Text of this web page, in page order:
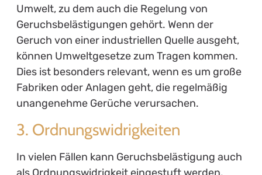
Umwelt, zu dem auch die Regelung von
Geruchsbelästigungen gehört. Wenn der
Geruch von einer industriellen Quelle ausgeht,
können Umweltgesetze zum Tragen kommen.
Dies ist besonders relevant, wenn es um große
Fabriken oder Anlagen geht, die regelmäßig
unangenehme Gerüche verursachen.
3. Ordnungswidrigkeiten
In vielen Fällen kann Geruchsbelästigung auch